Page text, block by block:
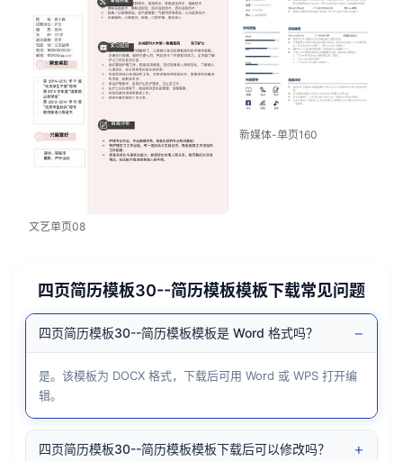
文艺单页08
新媒体-单页160
四页简历模板30--简历模板模板下载常见问题
四页简历模板30--简历模板模板是 Word 格式吗？ −
是。该模板为 DOCX 格式，下载后可用 Word 或 WPS 打开编
辑。
四页简历模板30--简历模板模板下载后可以修改吗？ +